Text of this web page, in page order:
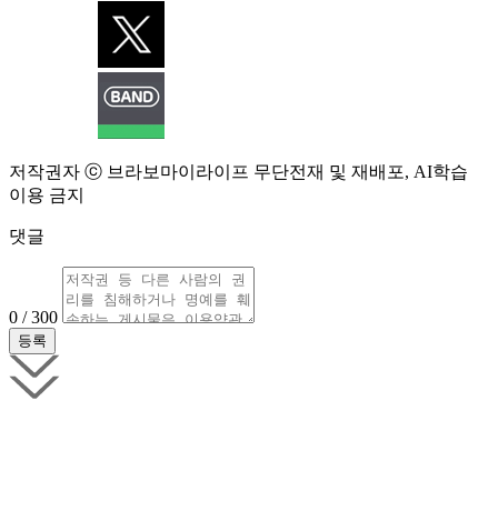
저작권자 ⓒ 브라보마이라이프 무단전재 및 재배포, AI학습
이용 금지
댓글
0 / 300